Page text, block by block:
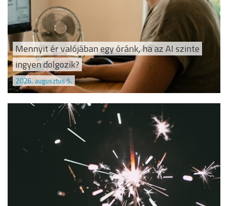
Mennyit ér valójában egy óránk, ha az AI szinte
ingyen dolgozik?
2026. augusztus 5.